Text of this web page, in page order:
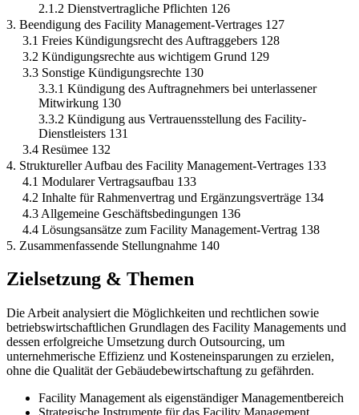
2.1.2 Dienstvertragliche Pflichten 126
3. Beendigung des Facility Management-Vertrages 127
3.1 Freies Kündigungsrecht des Auftraggebers 128
3.2 Kündigungsrechte aus wichtigem Grund 129
3.3 Sonstige Kündigungsrechte 130
3.3.1 Kündigung des Auftragnehmers bei unterlassener
Mitwirkung 130
3.3.2 Kündigung aus Vertrauensstellung des Facility-
Dienstleisters 131
3.4 Resümee 132
4. Struktureller Aufbau des Facility Management-Vertrages 133
4.1 Modularer Vertragsaufbau 133
4.2 Inhalte für Rahmenvertrag und Ergänzungsverträge 134
4.3 Allgemeine Geschäftsbedingungen 136
4.4 Lösungsansätze zum Facility Management-Vertrag 138
5. Zusammenfassende Stellungnahme 140
Zielsetzung & Themen
Die Arbeit analysiert die Möglichkeiten und rechtlichen sowie
betriebswirtschaftlichen Grundlagen des Facility Managements und
dessen erfolgreiche Umsetzung durch Outsourcing, um
unternehmerische Effizienz und Kosteneinsparungen zu erzielen,
ohne die Qualität der Gebäudebewirtschaftung zu gefährden.
Facility Management als eigenständiger Managementbereich